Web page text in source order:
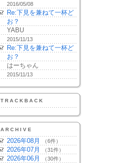
2016/05/08
Re:下見を兼ねて一杯ど
お？
YABU
2015/11/13
Re:下見を兼ねて一杯ど
お？
はーちゃん
2015/11/13
TRACKBACK
ARCHIVE
2026年08月 （6件）
2026年07月 （31件）
2026年06月 （30件）